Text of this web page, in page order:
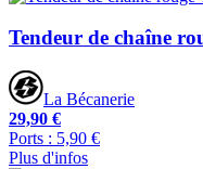
Tendeur de chaîne
La Bécanerie
29,90 €
Ports : 5,90 €
Plus d'infos